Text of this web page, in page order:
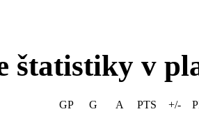
štatistiky v
GP G A PTS +/-